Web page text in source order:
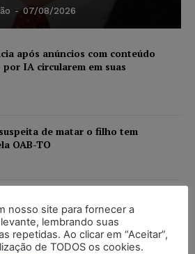
- 07/08/2026
após anúncios com conteúdo
IA circularem em suas
de matar o filho tem
OAB-TO
deficiência e autistas de todos os
2026
nosso site para fornecer a
lembrando suas
repetidas. Ao clicar em “Aceitar”,
de TODOS os cookies.